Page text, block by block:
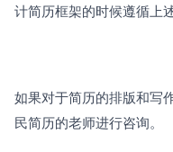
计简历框架的时候遵循上
如果对于简历的排版和写
民简历的老师进行咨询。